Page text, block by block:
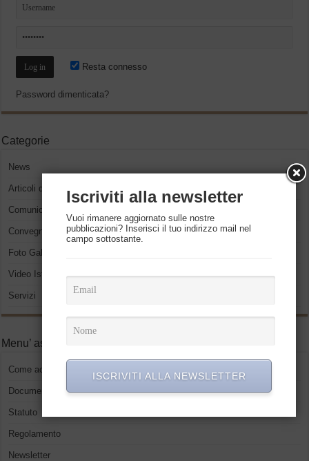
Resta connesso
Password dimenticata?
Categorie
News
Articoli del presidente
Comunicati Stampa
Convegni ed eventi
Foto Gallery
Video Istituzionali
Servizi
Menu’ associati
Come accedere
Documenti
Statuto
Regolamento
Newsletter
Iscriviti alla newsletter
Vuoi rimanere aggiornato sulle nostre
pubblicazioni? Inserisci il tuo indirizzo mail nel
campo sottostante.
ISCRIVITI ALLA NEWSLETTER